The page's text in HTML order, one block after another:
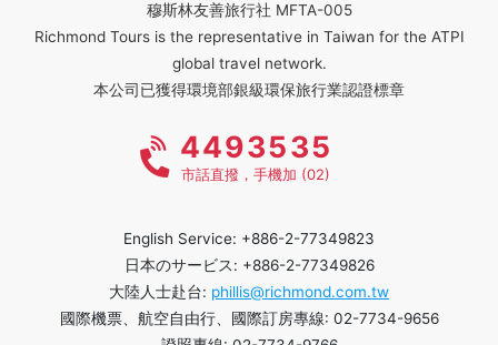
穆斯林友善旅行社 MFTA-005
Richmond Tours is the representative in Taiwan for the ATPI
global travel network.
本公司已獲得環境部銀級環保旅行業認證標章
4493535
市話直撥，手機加 (02)
English Service: +886-2-77349823
日本のサービス: +886-2-77349826
大陸人士赴台: phillis@richmond.com.tw
國際機票、航空自由行、國際訂房專線: 02-7734-9656